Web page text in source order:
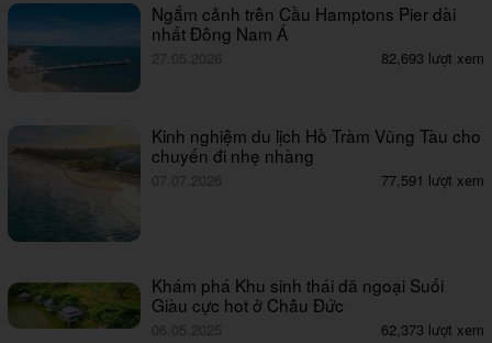
Ngắm cảnh trên Cầu Hamptons Pier dài
nhất Đông Nam Á
27.05.2026 82,693 lượt xem
Kinh nghiệm du lịch Hồ Tràm Vũng Tàu cho
chuyến đi nhẹ nhàng
07.07.2026 77,591 lượt xem
Khám phá Khu sinh thái dã ngoại Suối
Giàu cực hot ở Châu Đức
06.05.2025 62,373 lượt xem